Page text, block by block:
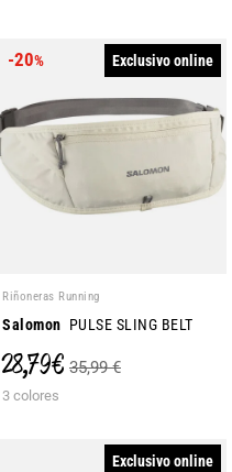
-20% Exclusivo online
Riñoneras Running
Salomon PULSE SLING BELT
28,79 € 35,99 €
3 colores
Exclusivo online